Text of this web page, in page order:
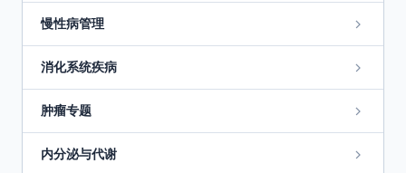
慢性病管理
消化系统疾病
肿瘤专题
内分泌与代谢